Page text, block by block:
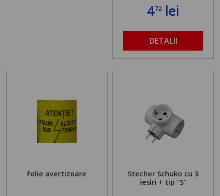
472 lei
DETALII
Folie avertizoare
Stecher Schuko cu 3
iesiri + tip "S"